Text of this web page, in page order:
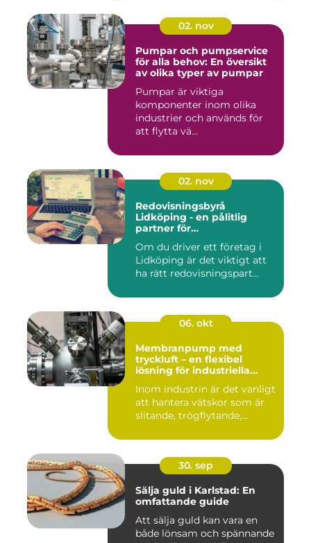
02. nov
Pumpar och pumpservice
för alla behov: En översikt
av olika typer av pumpar
Pumpar är viktiga
komponenter inom olika
industrier och används för
att flytta vä...
02. nov
Redovisningsbyrå
Lidköping - en pålitlig
partner för
Lidköping
Om du driver ett företag i
Lidköping är det viktigt att
ha rätt redovisningspart...
06. okt
Membranpump med
tryckluft – en flexibel
lösning för industriella
Inom industrin är det vanligt
att hantera vätskor som är
slitande, trögflytande,...
30. sep
Sälja guld i Karlstad: En
omfattande guide
Att sälja guld kan vara en
både lönsam och spännande